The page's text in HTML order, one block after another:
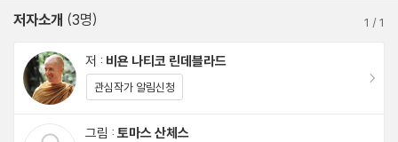
한 가지는 확실하다
무언가가 깨어나다
잃을 것은 너무나 많지만
전직 승려의 수치
반지 안의 비밀
저자소개 (3명) 1 /1
저 : 비욘 나티코 린데블라드
관심작가 알림신청
그림 : 토마스 산체스